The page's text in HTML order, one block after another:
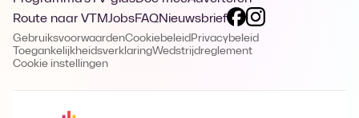
Route naar VTMJobsFAQNieuwsbrief
GebruiksvoorwaardenCookiebeleid Privacybeleid
ToegankelijkheidsverklaringWedstrijdreglement
Cookie instellingen